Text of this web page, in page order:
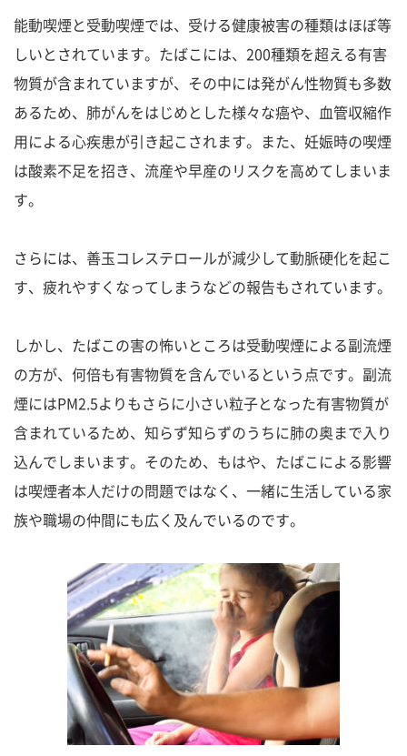
能動喫煙と受動喫煙では、受ける健康被害の種類はほぼ等
しいとされています。たばこには、200種類を超える有害
物質が含まれていますが、その中には発がん性物質も多数
あるため、肺がんをはじめとした様々な癌や、血管収縮作
用による心疾患が引き起こされます。また、妊娠時の喫煙
は酸素不足を招き、流産や早産のリスクを高めてしまいま
す。
さらには、善玉コレステロールが減少して動脈硬化を起こ
す、疲れやすくなってしまうなどの報告もされています。
しかし、たばこの害の怖いところは受動喫煙による副流煙
の方が、何倍も有害物質を含んでいるという点です。副流
煙にはPM2.5よりもさらに小さい粒子となった有害物質が
含まれているため、知らず知らずのうちに肺の奥まで入り
込んでしまいます。そのため、もはや、たばこによる影響
は喫煙者本人だけの問題ではなく、一緒に生活している家
族や職場の仲間にも広く及んでいるのです。